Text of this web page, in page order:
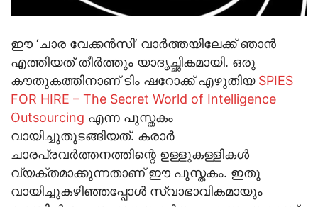
ഈ ‘ചാര വേക്കന്‍സി’ വാര്‍ത്തയിലേക്ക് ഞാന്‍
എത്തിയത് തീര്‍ത്തും യാദൃച്ഛികമായി. ഒരു
കൗതുകത്തിനാണ് ടിം ഷറോക്ക് എഴുതിയ SPIES
FOR HIRE – The Secret World of Intelligence
Outsourcing എന്ന പുസ്തകം
വായിച്ചുതുടങ്ങിയത്. കരാര്‍
ചാരപ്രവര്‍ത്തനത്തിന്റെ ഉള്ളുകള്ളികള്‍
വ്യക്തമാക്കുന്നതാണ് ഈ പുസ്തകം. ഇതു
വായിച്ചുകഴിഞ്ഞപ്പോള്‍ സ്വാഭാവികമായും